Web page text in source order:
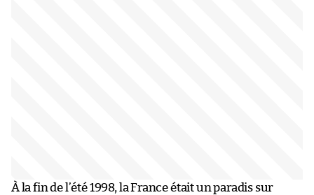
À la fin de l’été 1998, la France était un paradis sur